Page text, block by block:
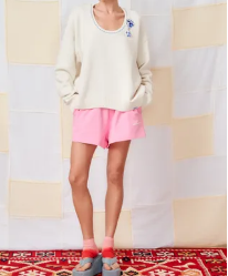
Monochrome
магазины